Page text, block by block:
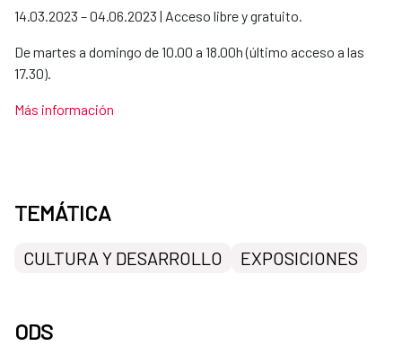
14.03.2023 – 04.06.2023 | Acceso libre y gratuito.
De martes a domingo de 10.00 a 18.00h (último acceso a las
17.30).
Más información
TEMÁTICA
CULTURA Y DESARROLLO EXPOSICIONES
ODS